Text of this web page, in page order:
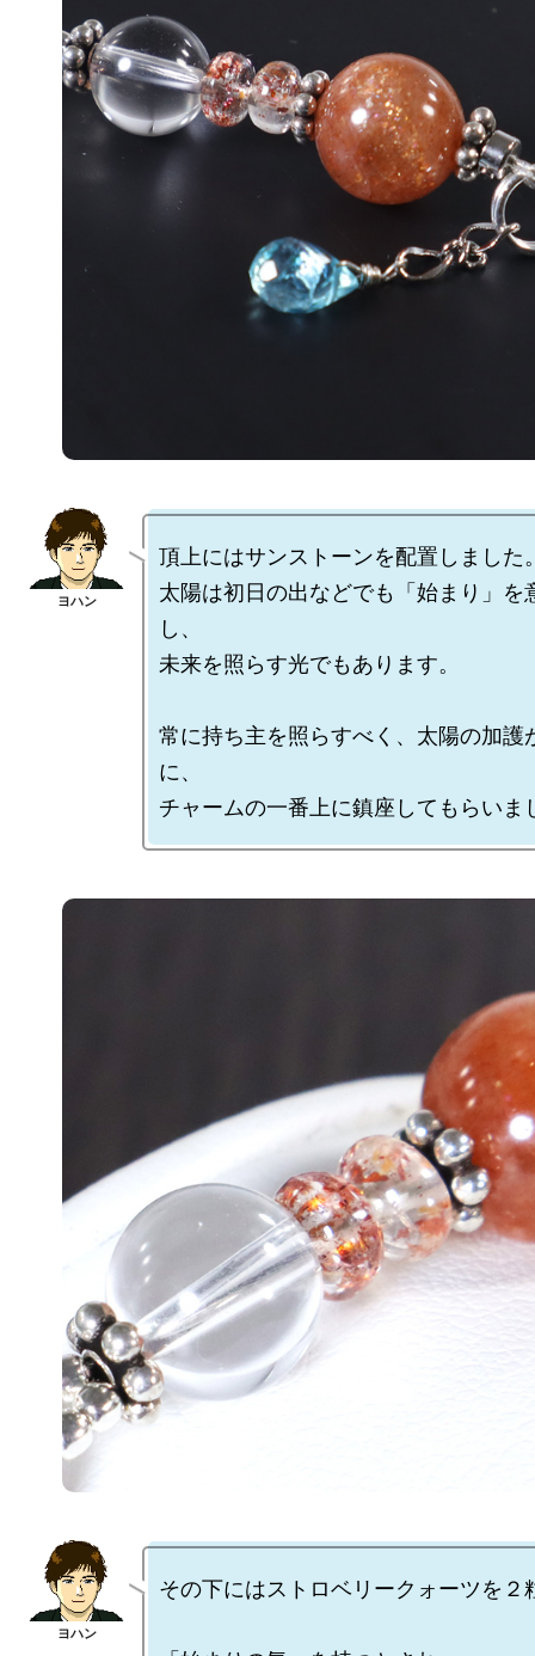
頂上にはサンストーンを配置しました
太陽は初日の出などでも「始まり」を
し、
未来を照らす光でもあります。
常に持ち主を照らすべく、太陽の加護
に、
その下にはストロベリークォーツを２